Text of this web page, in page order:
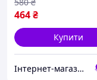
464₴
Купити
Інтернет-магазин одягу та взуття "Obnofka"